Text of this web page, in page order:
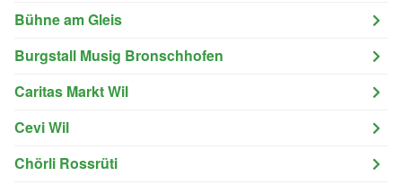
Bühne am Gleis
Burgstall Musig Bronschhofen
Caritas Markt Wil
Cevi Wil
Chörli Rossrüti